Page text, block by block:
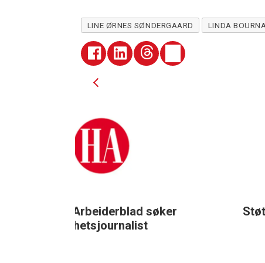
LINE ØRNES SØNDERGAARD LINDA
Støttegruppa 25. juni søker